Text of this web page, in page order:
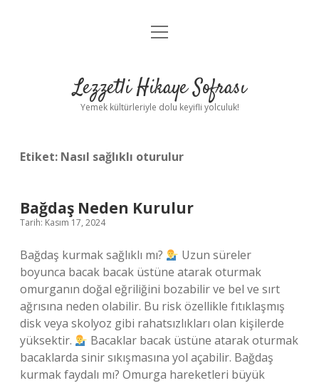
Anasayfa
Yasal Uyarı
menüyü
Lezzetli Hikaye Sofrası
Yemek kültürleriyle dolu keyifli yolculuk!
Etiket: Nasıl sağlıklı oturulur
Bağdaş Neden Kurulur
Tarih: Kasım 17, 2024
Bağdaş kurmak sağlıklı mı?
Uzun süreler
boyunca bacak bacak üstüne atarak oturmak
omurganın doğal eğriliğini bozabilir ve bel ve sırt
ağrısına neden olabilir. Bu risk özellikle fıtıklaşmış
disk veya skolyoz gibi rahatsızlıkları olan kişilerde
yüksektir.
Bacaklar bacak üstüne atarak oturmak
bacaklarda sinir sıkışmasına yol açabilir. Bağdaş
kurmak faydalı mı? Omurga hareketleri büyük